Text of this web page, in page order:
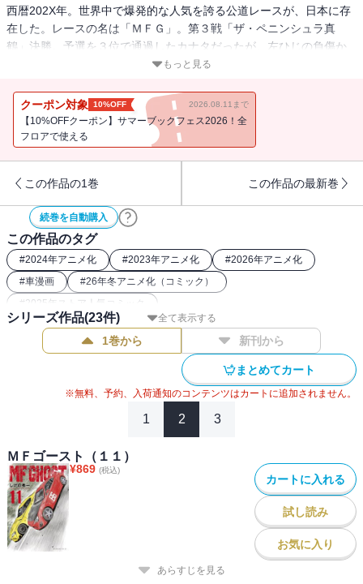
西暦202X年。世界中で爆発的な人気を誇る公道レースが、日本に存
在した。レースの名は「ＭＦＧ」。第３戦「ザ・ペニンシュラ真
鶴」決勝。予選を３位で通過したカナタだったが、左ひじの負傷か
ら苦戦を強いられ、非凡な粘りを見せながらも７位まで後退してし
ハチロクvs.スープラ！ 群馬プライド再び激突！！ カナタが見せ
た、むき出しの闘争心。リベンジが始まる‥‥！！
もっと見る
クーポン対象 10%OFF 2026.08.11まで
【10%OFFクーポン】サマーブックフェス2026！全
フロアで使える
この作品の1巻 この作品の最新巻
続巻を自動購入
この作品のタグ
#2024年アニメ化 #2023年アニメ化 #2026年アニメ化
#車漫画 #26年冬アニメ化（コミック）
#2025年ストア人気コミック
全て表示する
シリーズ作品(23件)
1巻から 新刊から
まとめてカート
※無料、予約、入荷通知のコンテンツはカートに追加されません。
1 2 3
ＭＦゴースト（１１）
¥869 (税込)
カートに入れる
試し読み
お気に入り
あらすじを見る